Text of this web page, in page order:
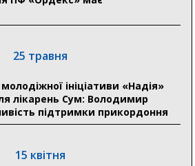
перша група оздоровилася
погодили 115 компенсацій на
майже на 6,6 млн грн
25 травня
ініціативи «Надія»
лікарень Сум: Володимир
підтримки прикордоння
15 квітня